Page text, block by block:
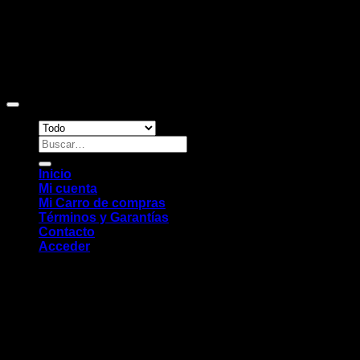
Buscar
por:
Inicio
Mi cuenta
Mi Carro de compras
Términos y Garantías
Contacto
Acceder